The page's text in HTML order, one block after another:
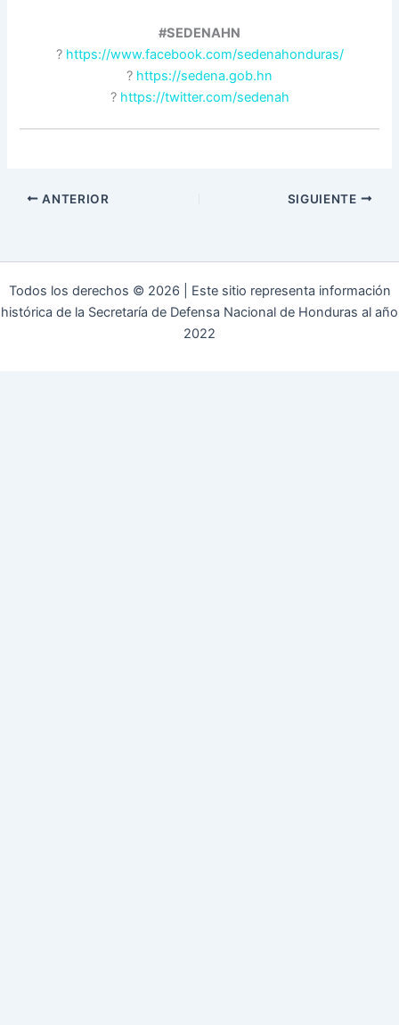
#SEDENAHN
? https://www.facebook.com/sedenahonduras/
? https://sedena.gob.hn
? https://twitter.com/sedenah
ANTERIOR SIGUIENTE
Todos los derechos © 2026 | Este sitio representa información
histórica de la Secretaría de Defensa Nacional de Honduras al año
2022